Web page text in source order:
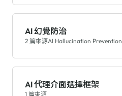
AI 幻覺防治
2 篇來源AI Hallucination Prevention
AI 代理介面選擇框架
1 篇來源